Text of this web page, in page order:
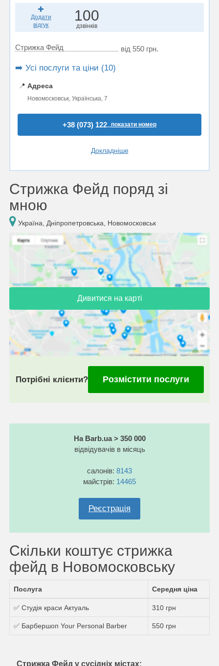
Додати
відгук
100
дзвінків
Стрижка Фейд від 550 грн.
➡️ Усі послуги та ціни (10)
📍 Адреса
Новомосковськ, Українська, 7
+38 (073) 122..показати номер
Докладніше
Стрижка Фейд поряд зі
мною
Україна, Дніпропетровська, Новомосковськ
Дивитися на карті
Потрібні клієнти? Розмістити послуги
На Barb.ua > 350 000
відвідувачів в місяць
салонів: 8143
майстрів: 14465
Реєстрація
Скільки коштує стрижка
фейд в Новомосковську
Послуга Середня ціна
✅ Студія краси Актуаль 310 грн
✅ Барбершоп Your Personal Barber 550 грн
Стрижка Фейд у сусідніх містах: